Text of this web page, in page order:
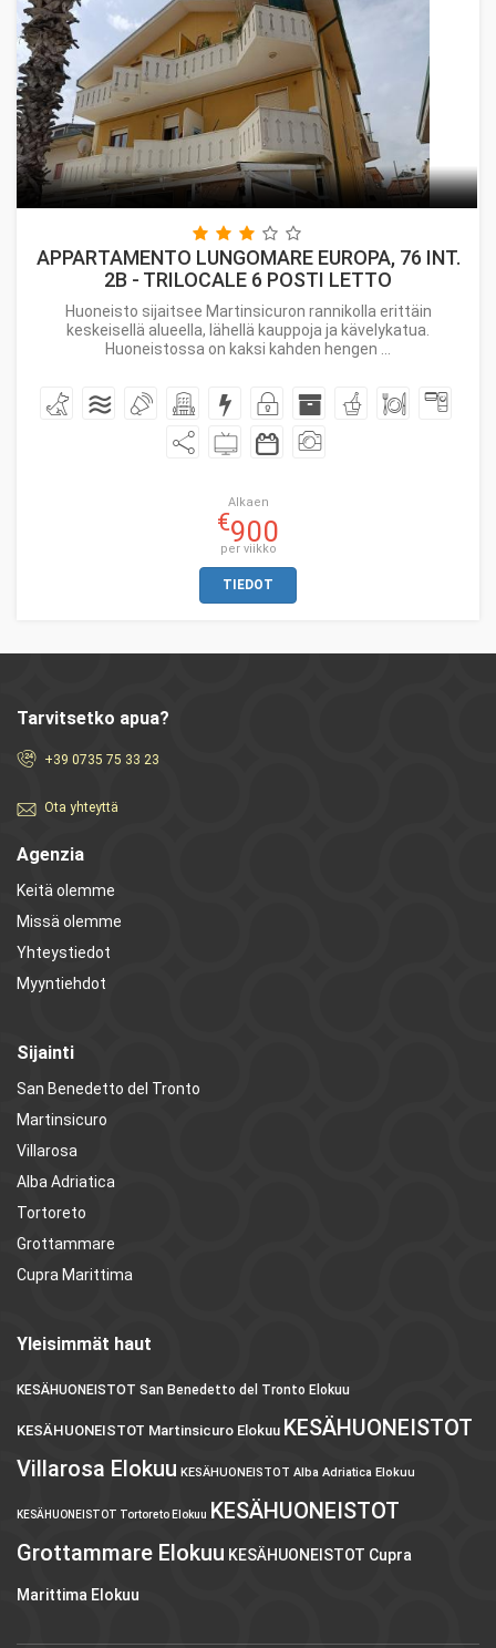
APPARTAMENTO LUNGOMARE EUROPA, 76 INT.
2B - TRILOCALE 6 POSTI LETTO
Huoneisto sijaitsee Martinsicuron rannikolla erittäin
keskeisellä alueella, lähellä kauppoja ja kävelykatua.
Huoneistossa on kaksi kahden hengen ...
Alkaen
€900
per viikko
TIEDOT
Tarvitsetko apua?
+39 0735 75 33 23
Ota yhteyttä
Agenzia
Keitä olemme
Missä olemme
Yhteystiedot
Myyntiehdot
Sijainti
San Benedetto del Tronto
Martinsicuro
Villarosa
Alba Adriatica
Tortoreto
Grottammare
Cupra Marittima
Yleisimmät haut
KESÄHUONEISTOT San Benedetto del Tronto Elokuu
KESÄHUONEISTOT Martinsicuro Elokuu KESÄHUONEISTOT
Villarosa Elokuu KESÄHUONEISTOT Alba Adriatica Elokuu
KESÄHUONEISTOT Tortoreto Elokuu KESÄHUONEISTOT
Grottammare Elokuu KESÄHUONEISTOT Cupra
Marittima Elokuu